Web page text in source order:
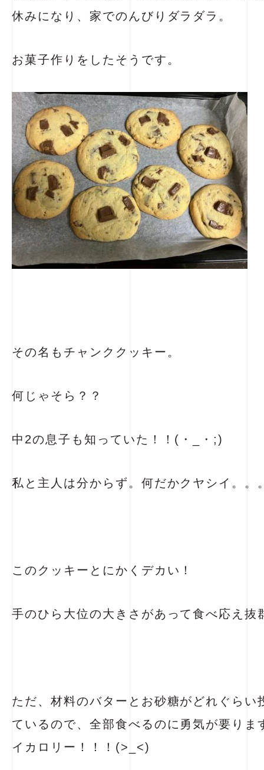
休みになり、家でのんびりダラダラ。
お菓子作りをしたそうです。
その名もチャンククッキー。
何じゃそら？？
中2の息子も知っていた！！(・_・;)
私と主人は分からず。何だかクヤシイ。。
このクッキーとにかくデカい！
手のひら大位の大きさがあって食べ応え抜
ただ、材料のバターとお砂糖がどれぐらい
ているので、全部食べるのに勇気が要り
イカロリー！！！(>_<)